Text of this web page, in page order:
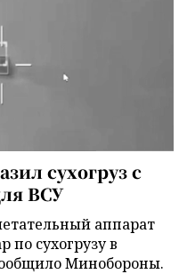
сухогруз с
ВСУ
аппарат
по сухогрузу в
Минобороны.